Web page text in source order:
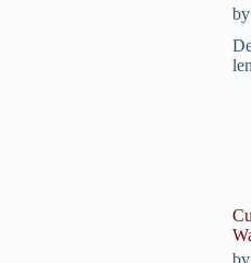
by
by